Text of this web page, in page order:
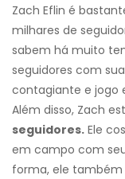
Zach Eflin é
milhares de
sabem há muito
seguidores com
contagiante e jogo
Além disso, Zach
seguidores. Ele
em campo com
forma, ele também